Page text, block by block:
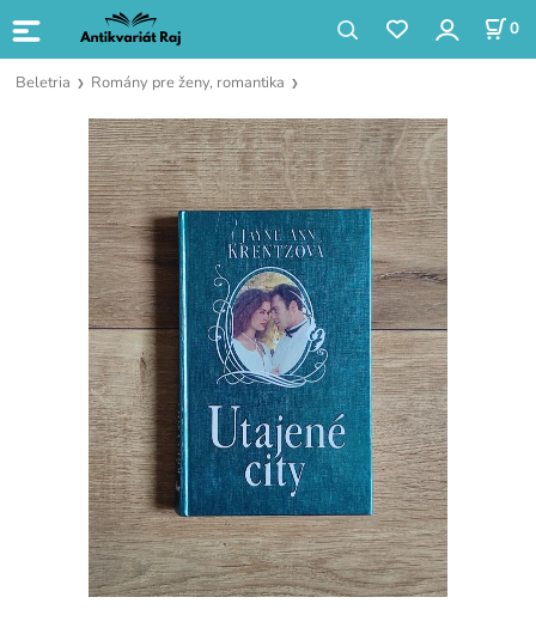
0
Beletria Romány pre ženy, romantika